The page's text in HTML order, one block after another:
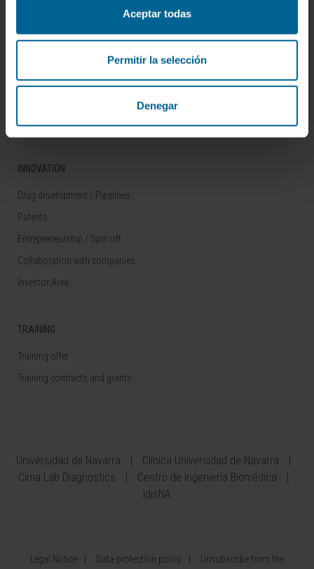
Aceptar todas
Permitir la selección
Denegar
Our Researchers
Technology platforms
INNOVATION
Drug development / Pipelines
Patents
Entrepreneurship / Spin off
Collaboration with companies
Investor Area
TRAINING
Training offer
Training contracts and grants
Universidad de Navarra
Clínica Universidad de Navarra
Cima Lab Diagnostics
Centro de Ingeniería Biomédica
IdisNA
Legal Notice Data protection policy Unsubscribe from the